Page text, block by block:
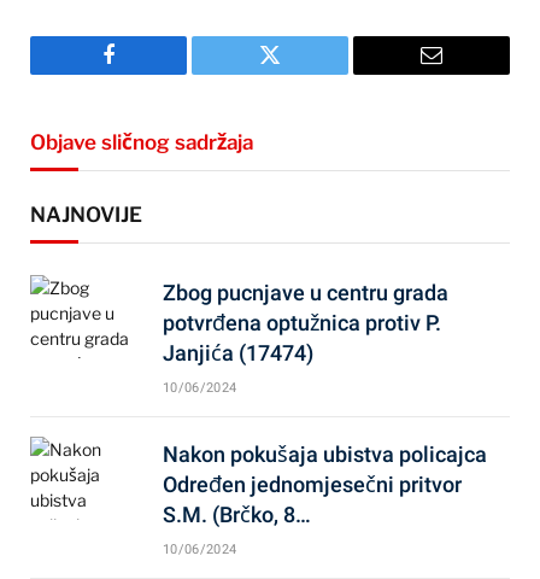
Facebook Twitter Email
Objave sličnog sadržaja
NAJNOVIJE
Zbog pucnjave u centru grada
potvrđena optužnica protiv P.
Janjića (17474)
10/06/2024
Nakon pokušaja ubistva policajca
Određen jednomjesečni pritvor
S.M. (Brčko, 8…
10/06/2024